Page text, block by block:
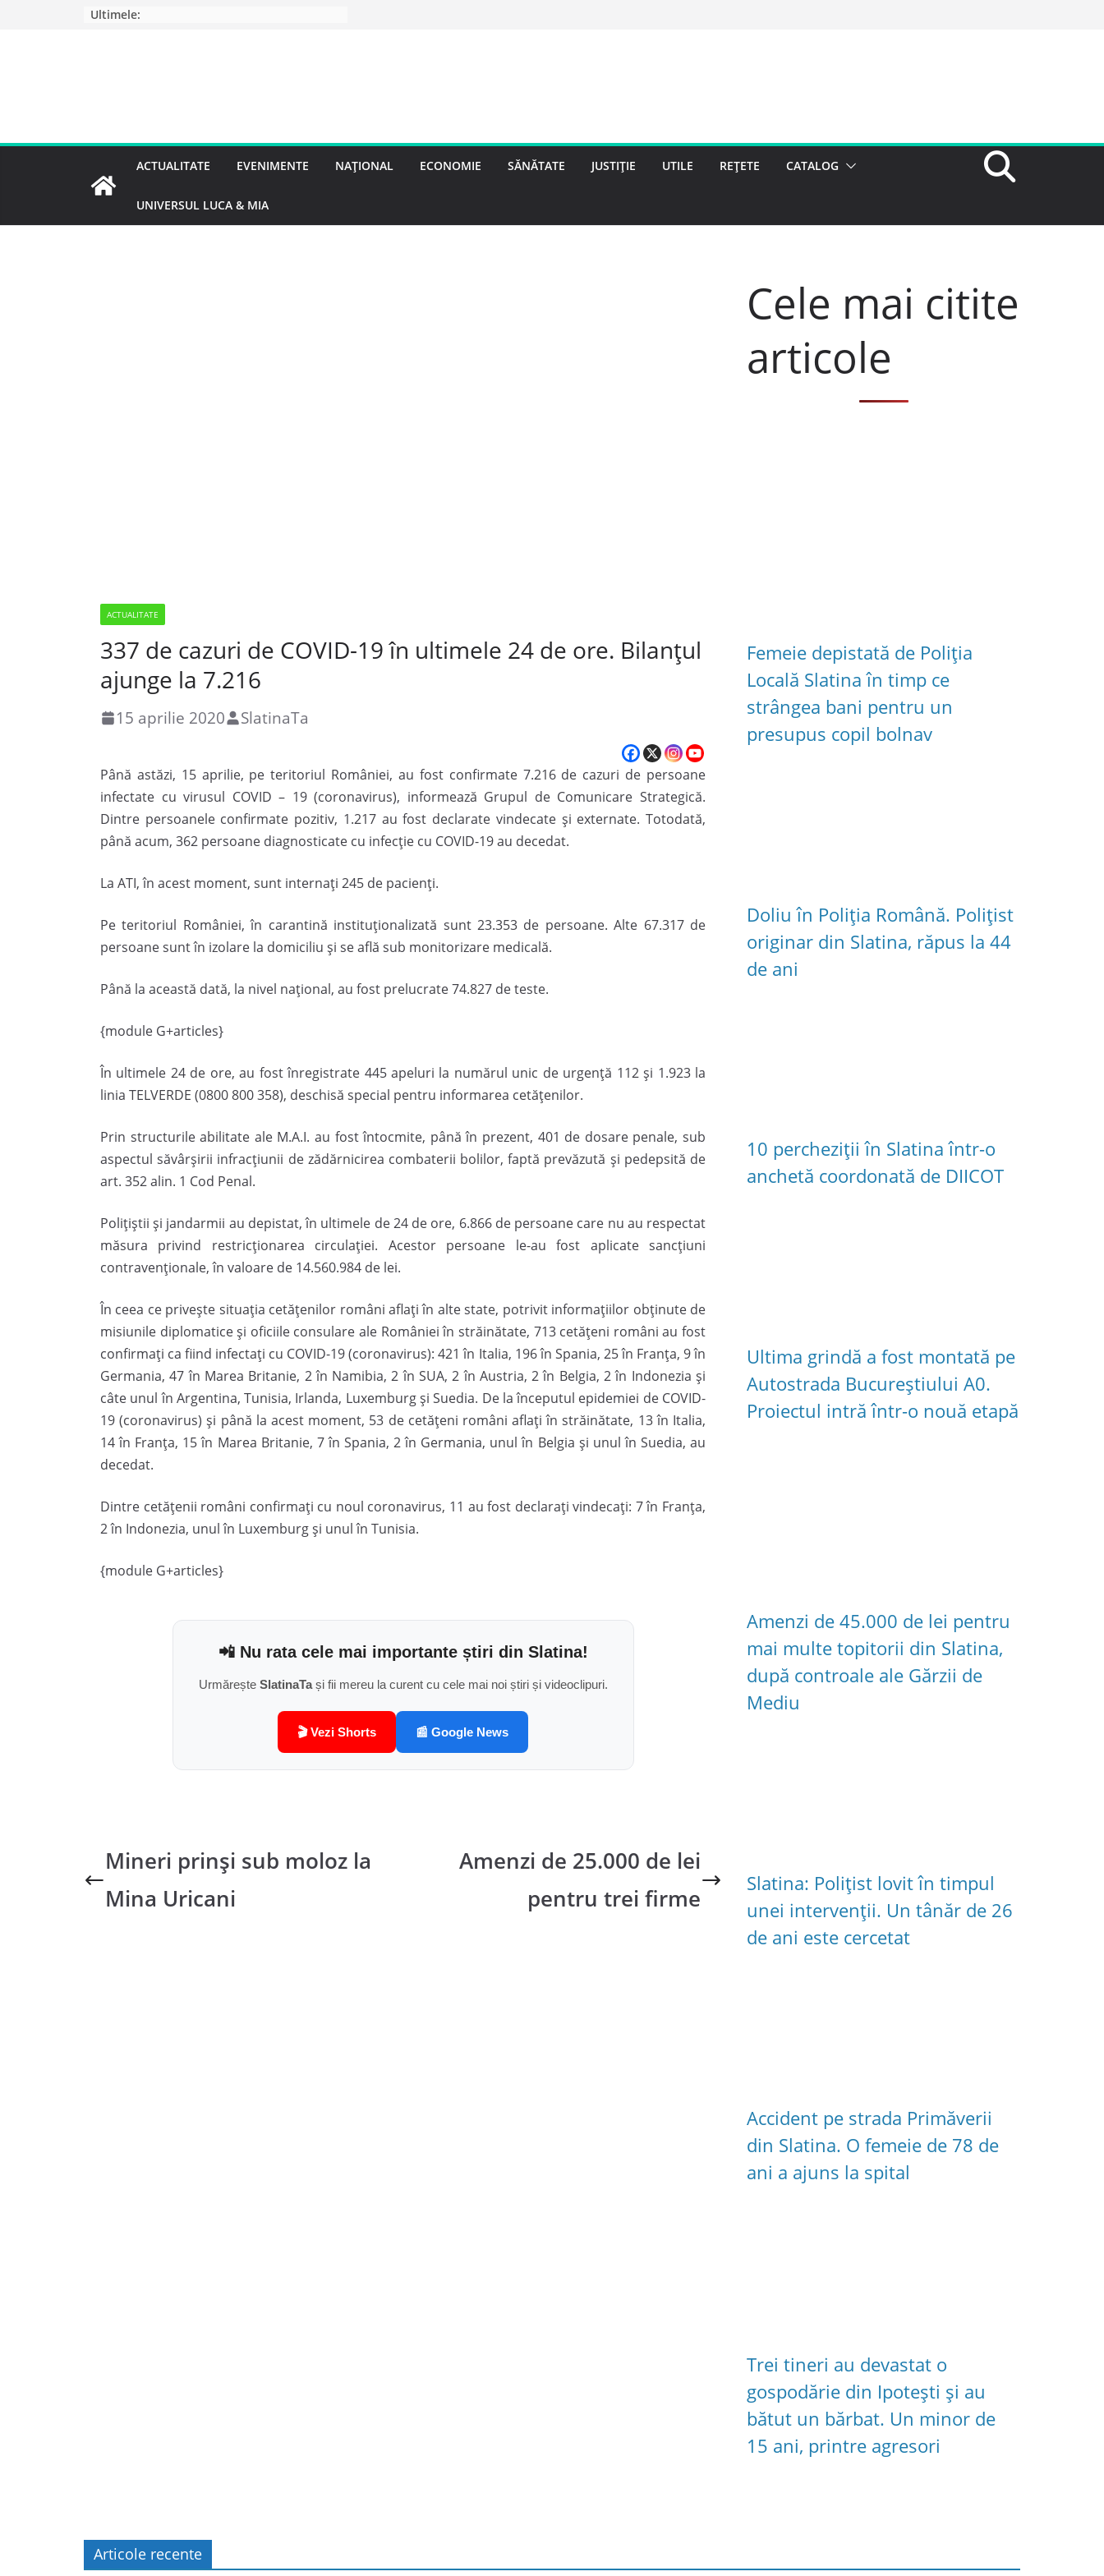
Ultimele:
ACTUALITATE EVENIMENTE NAȚIONAL ECONOMIE SĂNĂTATE JUSTIȚIE UTILE REȚETE CATALOG
UNIVERSUL LUCA & MIA
ACTUALITATE
337 de cazuri de COVID-19 în ultimele 24 de ore. Bilanțul
ajunge la 7.216
15 aprilie 2020 SlatinaTa
Până astăzi, 15 aprilie, pe teritoriul României, au fost confirmate 7.216 de cazuri de persoane
infectate cu virusul COVID – 19 (coronavirus), informează Grupul de Comunicare Strategică.
Dintre persoanele confirmate pozitiv, 1.217 au fost declarate vindecate și externate. Totodată,
până acum, 362 persoane diagnosticate cu infecție cu COVID-19 au decedat.
La ATI, în acest moment, sunt internați 245 de pacienți.
Pe teritoriul României, în carantină instituționalizată sunt 23.353 de persoane. Alte 67.317 de
persoane sunt în izolare la domiciliu și se află sub monitorizare medicală.
Până la această dată, la nivel național, au fost prelucrate 74.827 de teste.
{module G+articles}
În ultimele 24 de ore, au fost înregistrate 445 apeluri la numărul unic de urgență 112 și 1.923 la
linia TELVERDE (0800 800 358), deschisă special pentru informarea cetățenilor.
Prin structurile abilitate ale M.A.I. au fost întocmite, până în prezent, 401 de dosare penale, sub
aspectul săvârșirii infracțiunii de zădărnicirea combaterii bolilor, faptă prevăzută şi pedepsită de
art. 352 alin. 1 Cod Penal.
Polițiștii și jandarmii au depistat, în ultimele de 24 de ore, 6.866 de persoane care nu au respectat
măsura privind restricţionarea circulaţiei. Acestor persoane le-au fost aplicate sancţiuni
contravenţionale, în valoare de 14.560.984 de lei.
În ceea ce privește situația cetățenilor români aflați în alte state, potrivit informațiilor obținute de
misiunile diplomatice și oficiile consulare ale României în străinătate, 713 cetățeni români au fost
confirmați ca fiind infectați cu COVID-19 (coronavirus): 421 în Italia, 196 în Spania, 25 în Franța, 9 în
Germania, 47 în Marea Britanie, 2 în Namibia, 2 în SUA, 2 în Austria, 2 în Belgia, 2 în Indonezia și
câte unul în Argentina, Tunisia, Irlanda, Luxemburg și Suedia. De la începutul epidemiei de COVID-
19 (coronavirus) și până la acest moment, 53 de cetățeni români aflați în străinătate, 13 în Italia,
14 în Franța, 15 în Marea Britanie, 7 în Spania, 2 în Germania, unul în Belgia și unul în Suedia, au
decedat.
Dintre cetățenii români confirmați cu noul coronavirus, 11 au fost declarați vindecați: 7 în Franța,
2 în Indonezia, unul în Luxemburg și unul în Tunisia.
{module G+articles}
📲 Nu rata cele mai importante știri din Slatina!
Urmărește SlatinaTași fii mereu la curent cu cele mai noi știri și videoclipuri.
🎬 Vezi Shorts 📰 Google News
Mineri prinși sub moloz la
Mina Uricani
Amenzi de 25.000 de lei
pentru trei firme
Cele mai citite
articole
Femeie depistată de Poliția
Locală Slatina în timp ce
strângea bani pentru un
presupus copil bolnav
Doliu în Poliția Română. Polițist
originar din Slatina, răpus la 44
de ani
10 percheziții în Slatina într-o
anchetă coordonată de DIICOT
Ultima grindă a fost montată pe
Autostrada Bucureștiului A0.
Proiectul intră într-o nouă etapă
Amenzi de 45.000 de lei pentru
mai multe topitorii din Slatina,
după controale ale Gărzii de
Mediu
Slatina: Polițist lovit în timpul
unei intervenții. Un tânăr de 26
de ani este cercetat
Accident pe strada Primăverii
din Slatina. O femeie de 78 de
ani a ajuns la spital
Trei tineri au devastat o
gospodărie din Ipotești și au
bătut un bărbat. Un minor de
15 ani, printre agresori
Articole recente